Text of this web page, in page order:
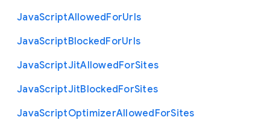
JavaScriptAllowedForUrls
JavaScriptBlockedForUrls
JavaScriptJitAllowedForSites
JavaScriptJitBlockedForSites
JavaScriptOptimizerAllowedForSites